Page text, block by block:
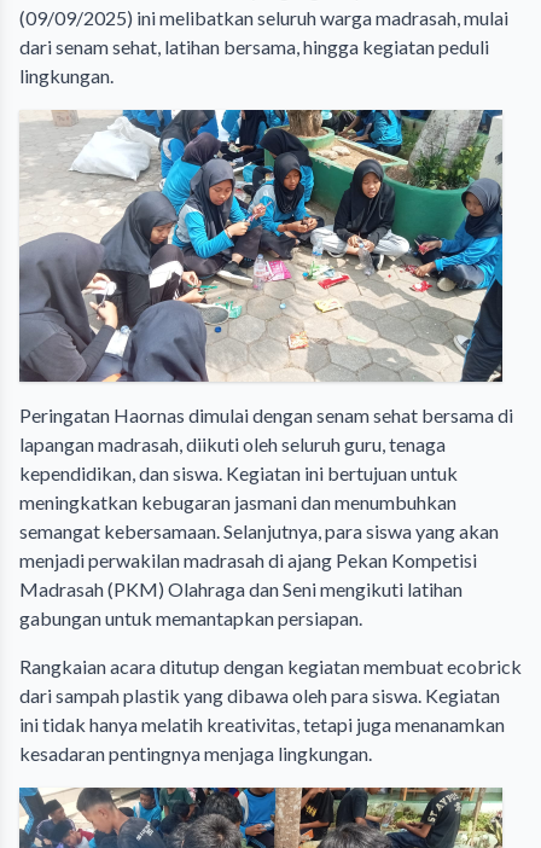
(09/09/2025) ini melibatkan seluruh warga madrasah, mulai
dari senam sehat, latihan bersama, hingga kegiatan peduli
lingkungan.
Peringatan Haornas dimulai dengan senam sehat bersama di
lapangan madrasah, diikuti oleh seluruh guru, tenaga
kependidikan, dan siswa. Kegiatan ini bertujuan untuk
meningkatkan kebugaran jasmani dan menumbuhkan
semangat kebersamaan. Selanjutnya, para siswa yang akan
menjadi perwakilan madrasah di ajang Pekan Kompetisi
Madrasah (PKM) Olahraga dan Seni mengikuti latihan
gabungan untuk memantapkan persiapan.
Rangkaian acara ditutup dengan kegiatan membuat ecobrick
dari sampah plastik yang dibawa oleh para siswa. Kegiatan
ini tidak hanya melatih kreativitas, tetapi juga menanamkan
kesadaran pentingnya menjaga lingkungan.